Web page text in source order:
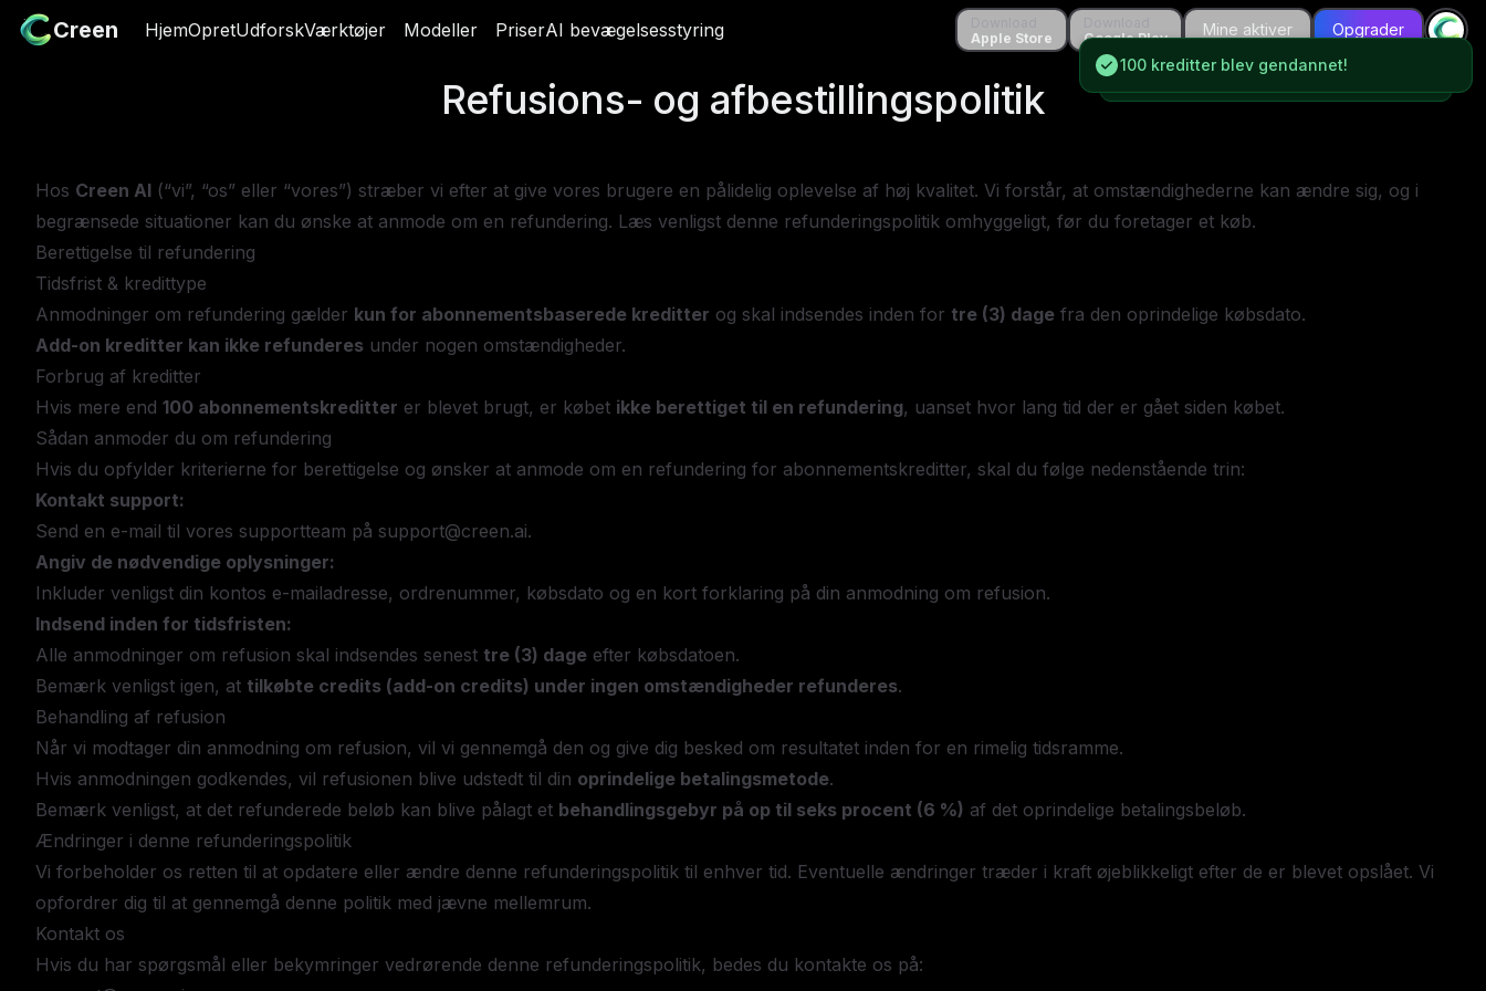
100 kreditter blev gendannet!
100 kreditter blev gendannet!
Creen HjemOpretUdforskVærktøjer Modeller PriserAI bevægelsesstyring
Apple Store
Google Play
Mine aktiver Opgrader
Creen HjemOpretUdforskVærktøjer Modeller PriserAI bevægelsesstyring
Download
Apple Store
Download
Google Play
Mine aktiver Opgrader
Refusions- og afbestillingspolitik
Hos Creen AI (“vi”, “os” eller “vores”) stræber vi efter at give vores brugere en pålidelig oplevelse af høj kvalitet. Vi forstår, at omstændighederne kan ændre sig, og i
begrænsede situationer kan du ønske at anmode om en refundering. Læs venligst denne refunderingspolitik omhyggeligt, før du foretager et køb.
Berettigelse til refundering
Tidsfrist & kredittype
Anmodninger om refundering gælder kun for abonnementsbaserede kreditter og skal indsendes inden for tre (3) dage fra den oprindelige købsdato.
Add-on kreditter kan ikke refunderes under nogen omstændigheder.
Forbrug af kreditter
Hvis mere end 100 abonnementskreditter er blevet brugt, er købet ikke berettiget til en refundering, uanset hvor lang tid der er gået siden købet.
Sådan anmoder du om refundering
Hvis du opfylder kriterierne for berettigelse og ønsker at anmode om en refundering for abonnementskreditter, skal du følge nedenstående trin:
Kontakt support:
Send en e-mail til vores supportteam på support@creen.ai.
Angiv de nødvendige oplysninger:
Inkluder venligst din kontos e-mailadresse, ordrenummer, købsdato og en kort forklaring på din anmodning om refusion.
Indsend inden for tidsfristen:
Alle anmodninger om refusion skal indsendes senest tre (3) dage efter købsdatoen.
Bemærk venligst igen, at tilkøbte credits (add-on credits) under ingen omstændigheder refunderes.
Behandling af refusion
Når vi modtager din anmodning om refusion, vil vi gennemgå den og give dig besked om resultatet inden for en rimelig tidsramme.
Hvis anmodningen godkendes, vil refusionen blive udstedt til din oprindelige betalingsmetode.
Bemærk venligst, at det refunderede beløb kan blive pålagt et behandlingsgebyr på op til seks procent (6 %) af det oprindelige betalingsbeløb.
Ændringer i denne refunderingspolitik
Vi forbeholder os retten til at opdatere eller ændre denne refunderingspolitik til enhver tid. Eventuelle ændringer træder i kraft øjeblikkeligt efter de er blevet opslået. Vi
opfordrer dig til at gennemgå denne politik med jævne mellemrum.
Kontakt os
Hvis du har spørgsmål eller bekymringer vedrørende denne refunderingspolitik, bedes du kontakte os på: